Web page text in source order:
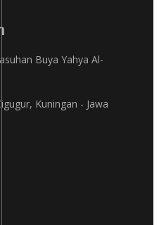
Buya Yahya Al-
Kuningan - Jawa